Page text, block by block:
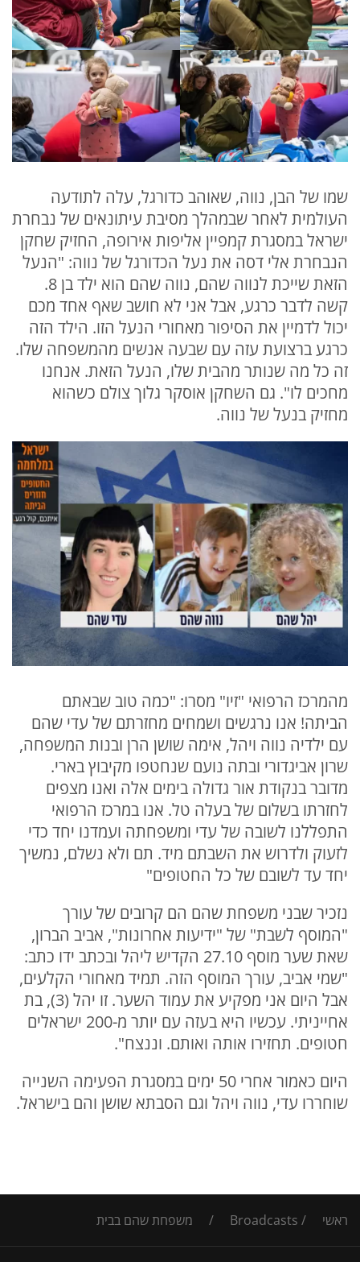
שמו של הבן, נווה, שאוהב כדורגל, עלה לתודעה
העולמית לאחר שבמהלך מסיבת עיתונאים של נבחרת
ישראל במסגרת קמפיין אליפות אירופה, החזיק שחקן
הנבחרת אלי דסה את נעל הכדורגל של נווה: "הנעל
הזאת שייכת לנווה שהם, נווה שהם הוא ילד בן 8.
קשה לדבר כרגע, אבל אני לא חושב שאף אחד מכם
יכול לדמיין את הסיפור מאחורי הנעל הזו. הילד הזה
כרגע ברצועת עזה עם שבעה אנשים מהמשפחה שלו.
זה כל מה שנותר מהבית שלו, הנעל הזאת. אנחנו
מחכים לו". גם השחקן אוסקר גלוך צולם כשהוא
מחזיק בנעל של נווה.
מהמרכז הרפואי "זיו" מסרו: "כמה טוב שבאתם
הביתה! אנו נרגשים ושמחים מחזרתם של עדי שהם
עם ילדיה נווה ויהל, אימה שושן הרן ובנות המשפחה,
שרון אביגדורי ובתה נועם שנחטפו מקיבוץ בארי.
מדובר בנקודת אור גדולה בימים אלה ואנו מצפים
לחזרתו בשלום של בעלה טל. אנו במרכז הרפואי
התפללנו לשובה של עדי ומשפחתה ועמדנו יחד כדי
לזעוק ולדרוש את השבתם מיד. תם ולא נשלם, נמשיך
יחד עד לשובם של כל החטופים"
נזכיר שבני משפחת שהם הם קרובים של עורך
"המוסף לשבת" של "ידיעות אחרונות", אביב הברון,
שאת שער מוסף 27.10 הקדיש ליהל ובכתב ידו כתב:
"שמי אביב, עורך המוסף הזה. תמיד מאחורי הקלעים,
אבל היום אני מפקיע את עמוד השער. זו יהל (3), בת
אחייניתי. עכשיו היא בעזה עם יותר מ-200 ישראלים
חטופים. תחזירו אותה ואותם. וננצח".
היום כאמור אחרי 50 ימים במסגרת הפעימה השנייה
שוחררו עדי, נווה ויהל וגם הסבתא שושן והם בישראל.
ראשי /
Broadcasts
/ משפחת שֹהם בבית